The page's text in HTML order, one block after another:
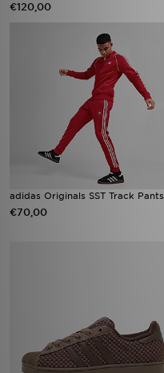
€120,00
adidas Originals SST Track Pants
€70,00